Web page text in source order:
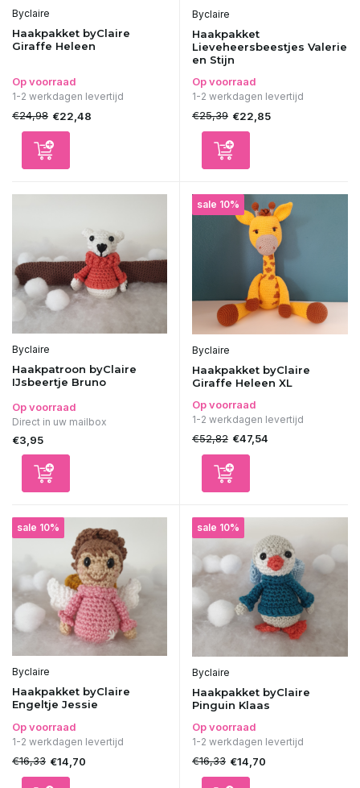
Byclaire
Haakpakket byClaire
Giraffe Heleen
Op voorraad
1-2 werkdagen levertijd
€24,98 €22,48
Byclaire
Haakpakket
Lieveheersbeestjes Valerie
en Stijn
Op voorraad
1-2 werkdagen levertijd
€25,39 €22,85
Byclaire
Haakpatroon byClaire
IJsbeertje Bruno
Op voorraad
Direct in uw mailbox
€3,95
sale 10%
Byclaire
Haakpakket byClaire
Giraffe Heleen XL
Op voorraad
1-2 werkdagen levertijd
€52,82 €47,54
sale 10%
Byclaire
Haakpakket byClaire
Engeltje Jessie
Op voorraad
1-2 werkdagen levertijd
€16,33 €14,70
sale 10%
Byclaire
Haakpakket byClaire
Pinguin Klaas
Op voorraad
1-2 werkdagen levertijd
€16,33 €14,70